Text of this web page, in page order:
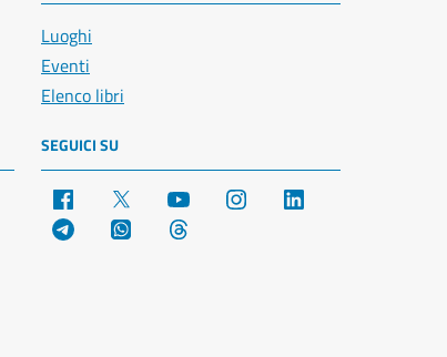
Luoghi
Eventi
Elenco libri
SEGUICI SU
Facebook YouTube Instagram
Telegram WhatsApp